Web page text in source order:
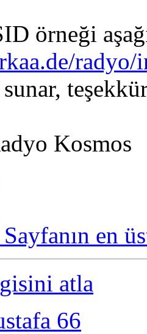
örneği
radyo/
Kosmos
Sayfanın en
atla
66